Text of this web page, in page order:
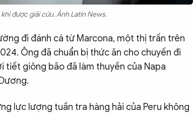
được giải cứu. Ảnh Latin News.
đi đánh cá từ Marcona, một thị trấn trên
Ông đã chuẩn bị thức ăn cho chuyến đi
tiết giông bão đã làm thuyền của Napa
lực lượng tuần tra hàng hải của Peru không